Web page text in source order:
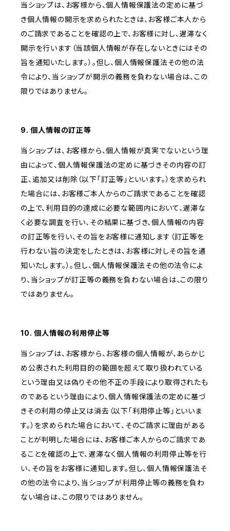
当ショップは、お客様から、個人情報保護法の定めに基づ
き個人情報の開示を求められたときは、お客様ご本人から
のご請求であることを確認の上で、お客様に対し、遅滞なく
開示を行います（当該個人情報が存在しないときにはその
旨を通知いたします。）。但し、個人情報保護法その他の法
令により、当ショップが開示の義務を負わない場合は、この
限りではありません。
9. 個人情報の訂正等
当ショップは、お客様から、個人情報が真実でないという理
由によって、個人情報保護法の定めに基づきその内容の訂
正、追加又は削除（以下「訂正等」といいます。）を求められ
た場合には、お客様ご本人からのご請求であることを確認
の上で、利用目的の達成に必要な範囲内において、遅滞な
く必要な調査を行い、その結果に基づき、個人情報の内容
の訂正等を行い、その旨をお客様に通知します（訂正等を
行わない旨の決定をしたときは、お客様に対しその旨を通
知いたします。）。但し、個人情報保護法その他の法令によ
り、当ショップが訂正等の義務を負わない場合は、この限り
ではありません。
10. 個人情報の利用停止等
当ショップは、お客様から、お客様の個人情報が、あらかじ
め公表された利用目的の範囲を超えて取り扱われている
という理由又は偽りその他不正の手段により取得されたも
のであるという理由により、個人情報保護法の定めに基づ
きその利用の停止又は消去（以下「利用停止等」といいま
す。）を求められた場合において、そのご請求に理由がある
ことが判明した場合には、お客様ご本人からのご請求であ
ることを確認の上で、遅滞なく個人情報の利用停止等を行
い、その旨をお客様に通知します。但し、個人情報保護法そ
の他の法令により、当ショップが利用停止等の義務を負わ
ない場合は、この限りではありません。